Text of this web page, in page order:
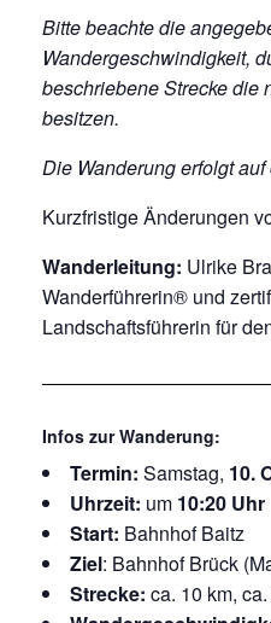
Bitte beachte die
Wandergeschwindigkeit,
beschriebene Strecke die
besitzen.
Die Wanderung erfolgt auf
Kurzfristige Änderungen
Wanderleitung: Ulrike
Wanderführerin® und
Landschaftsführerin für
Infos zur Wanderung:
Termin: Samstag, 10.
Uhrzeit: um 10:20 Uhr
Start: Bahnhof Baitz
Ziel: Bahnhof Brück
Strecke: ca. 10 km,